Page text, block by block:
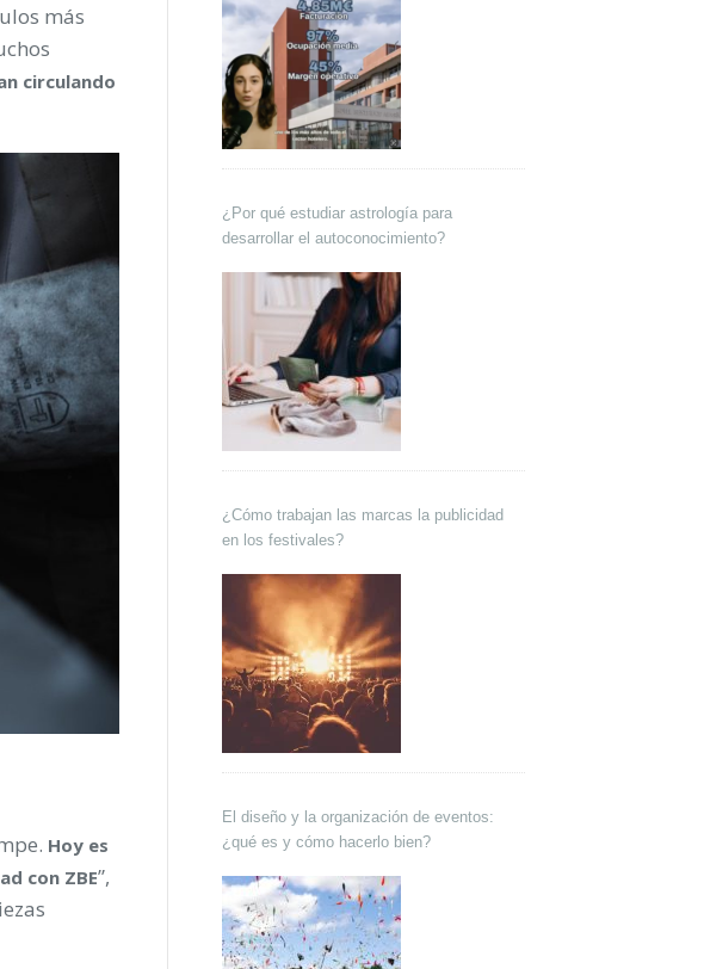
más
circulando
Hoy es
con ZBE”,
¿Por qué estudiar astrología para
desarrollar el autoconocimiento?
¿Cómo trabajan las marcas la publicidad
en los festivales?
El diseño y la organización de eventos:
¿qué es y cómo hacerlo bien?